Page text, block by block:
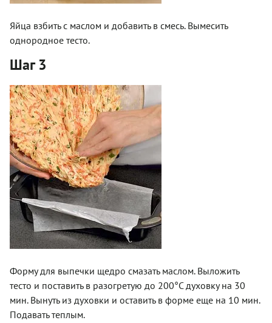
Яйца взбить с маслом и добавить в смесь. Вымесить
однородное тесто.
Шаг 3
Форму для выпечки щедро смазать маслом. Выложить
тесто и поставить в разогретую до 200°С духовку на 30
мин. Вынуть из духовки и оставить в форме еще на 10 мин.
Подавать теплым.